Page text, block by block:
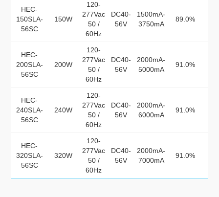
HEC-
150SLA-
56SC
150W
120-
277Vac
50 /
60Hz
DC40-
56V
1500mA-
3750mA
89.0%
HEC-
200SLA-
56SC
200W
120-
277Vac
50 /
60Hz
DC40-
56V
2000mA-
5000mA
91.0%
HEC-
240SLA-
56SC
240W
120-
277Vac
50 /
60Hz
DC40-
56V
2000mA-
6000mA
91.0%
HEC-
320SLA-
56SC
320W
120-
277Vac
50 /
60Hz
DC40-
56V
2000mA-
7000mA
91.0%